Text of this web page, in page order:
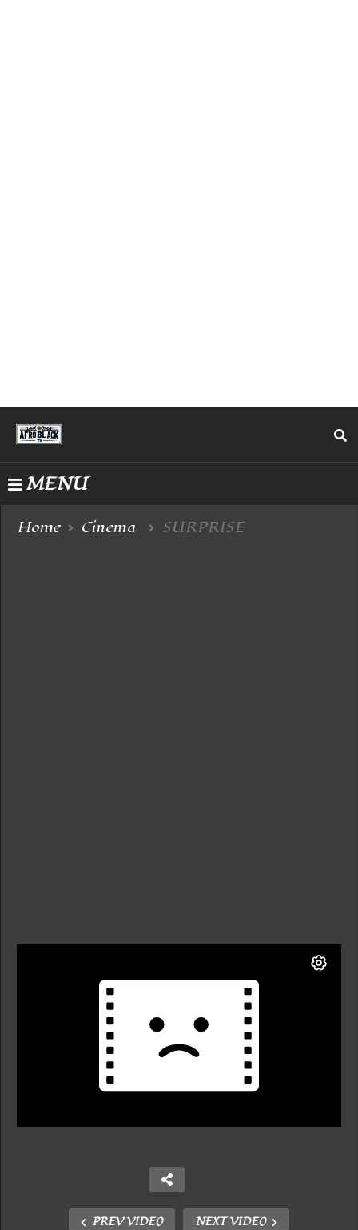
MENU
Home Cinema SURPRISE
PREV VIDEO NEXT VIDEO